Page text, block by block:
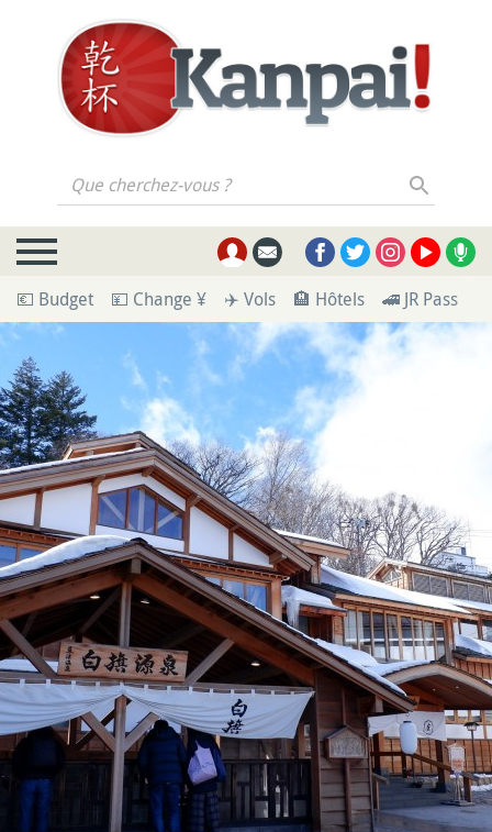
Que cherchez-vous ?
💶 Budget 💴 Change ¥ ✈️ Vols 🏨 Hôtels 🚄 JR Pass